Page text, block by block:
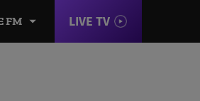
FM LIVE TV